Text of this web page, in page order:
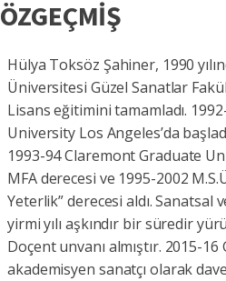
ÖZGEÇMİŞ
Hülya Toksöz Şahiner, 1990
Üniversitesi Güzel Sanatlar
Lisans eğitimini tamamladı.
University Los Angeles’da
1993-94 Claremont Graduate
MFA derecesi ve 1995-2002
Yeterlik” derecesi aldı. Sanatsal
yirmi yılı aşkındır bir süredir
Doçent unvanı almıştır. 2015-
akademisyen sanatçı olarak